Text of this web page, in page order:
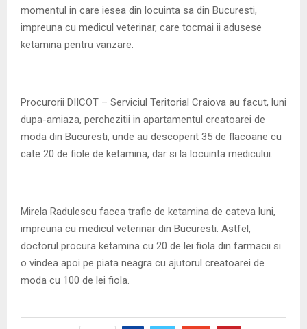
momentul in care iesea din locuinta sa din Bucuresti,
impreuna cu medicul veterinar, care tocmai ii adusese
ketamina pentru vanzare.
Procurorii DIICOT – Serviciul Teritorial Craiova au facut, luni
dupa-amiaza, perchezitii in apartamentul creatoarei de
moda din Bucuresti, unde au descoperit 35 de flacoane cu
cate 20 de fiole de ketamina, dar si la locuinta medicului.
Mirela Radulescu facea trafic de ketamina de cateva luni,
impreuna cu medicul veterinar din Bucuresti. Astfel,
doctorul procura ketamina cu 20 de lei fiola din farmacii si
o vindea apoi pe piata neagra cu ajutorul creatoarei de
moda cu 100 de lei fiola.